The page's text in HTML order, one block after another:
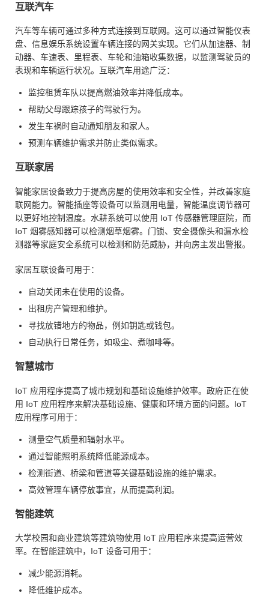
互联汽车
汽车等车辆可通过多种方式连接到互联网。这可以通过智能仪表
盘、信息娱乐系统设置车辆连接的网关实现。它们从加速器、制
动器、车速表、里程表、车轮和油箱收集数据，以监测驾驶员的
表现和车辆运行状况。互联汽车用途广泛：
监控租赁车队以提高燃油效率并降低成本。
帮助父母跟踪孩子的驾驶行为。
发生车祸时自动通知朋友和家人。
预测车辆维护需求并防止类似需求。
互联家居
智能家居设备致力于提高房屋的使用效率和安全性，并改善家庭
联网能力。智能插座等设备可以监测用电量，智能温度调节器可
以更好地控制温度。水耕系统可以使用 IoT 传感器管理庭院，而
IoT 烟雾感知器可以检测烟草烟雾。门锁、安全摄像头和漏水检
测器等家庭安全系统可以检测和防范威胁，并向房主发出警报。
家居互联设备可用于：
自动关闭未在使用的设备。
出租房产管理和维护。
寻找放错地方的物品，例如钥匙或钱包。
自动执行日常任务，如吸尘、煮咖啡等。
智慧城市
IoT 应用程序提高了城市规划和基础设施维护效率。政府正在使
用 IoT 应用程序来解决基础设施、健康和环境方面的问题。IoT
应用程序可用于：
测量空气质量和辐射水平。
通过智能照明系统降低能源成本。
检测街道、桥梁和管道等关键基础设施的维护需求。
高效管理车辆停放事宜，从而提高利润。
智能建筑
大学校园和商业建筑等建筑物使用 IoT 应用程序来提高运营效
率。在智能建筑中，IoT 设备可用于：
减少能源消耗。
降低维护成本。